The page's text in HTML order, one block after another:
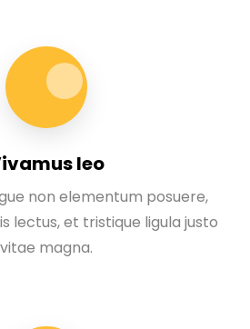
leo
non elementum posuere,
lectus, et tristique ligula justo
vitae magna.